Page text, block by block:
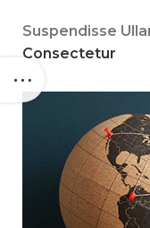
Suspendisse
Consectetur